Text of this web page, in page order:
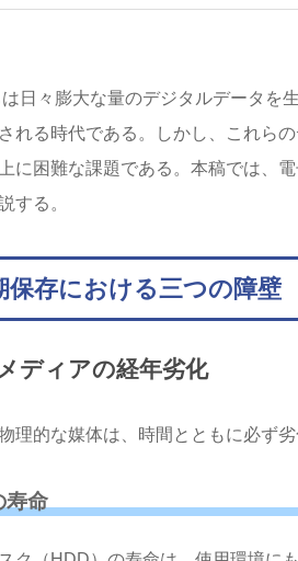
日々膨大な量のデジタルデータを
れる時代である。しかし、これら
に困難な課題である。本稿では、
する。
保存における三つの障壁
ディアの経年劣化
理的な媒体は、時間とともに必ず
寿命